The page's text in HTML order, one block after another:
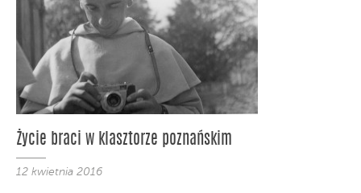
Życie braci w klasztorze poznańskim
12 kwietnia 2016